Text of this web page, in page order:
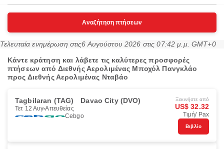
Αναζήτηση πτήσεων
Τελευταία ενημέρωση στις6 Αυγούστου 2026 στις 07:42 μ.μ. GMT+0
Κάντε κράτηση και λάβετε τις καλύτερες προσφορές
πτήσεων από Διεθνής Αερολιμένας Μποχόλ Πανγκλάο
προς Διεθνής Αερολιμένας Νταβάο
Tagbilaran (TAG) Davao City (DVO)
Τετ 12 Αυγ Απευθείας
Cebgo
Ξεκινήστε από
US$ 32.32
Τιμή/ Pax
Βιβλίο